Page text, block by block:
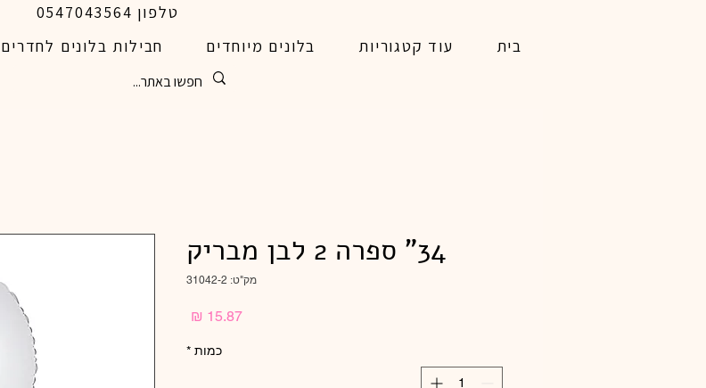
טלפון 0547043564
בית
עוד קטגוריות בלונים מיוחדים חבילות בלונים לחדרים
34" ספרה 2 לבן מבריק
מק"ט: 31042-2
כמות *